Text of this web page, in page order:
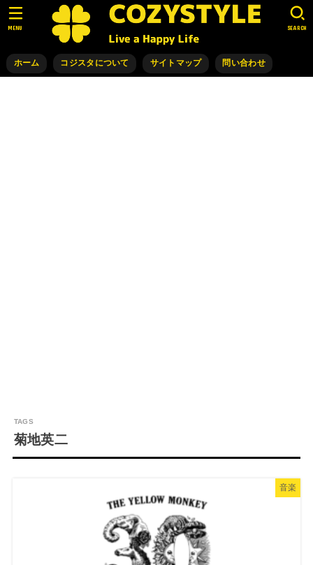
ホーム コジスタについて サイトマップ 問い合わせ
SEARCH
MENU
菊地英二
音楽